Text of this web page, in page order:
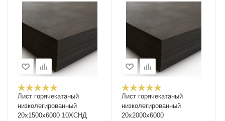
Лист горячекатаный
низколегированный
20х1500х6000 10ХСНД
Лист горячекатаный
низколегированный
20х2000х6000